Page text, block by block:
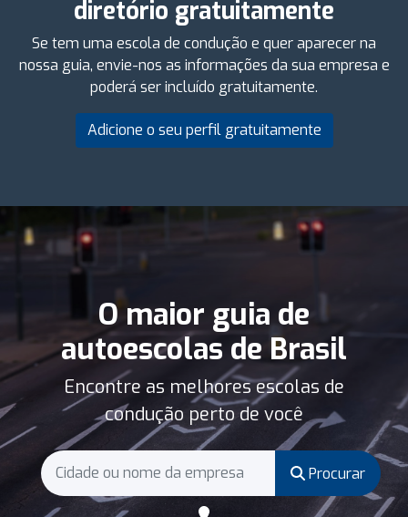
diretório gratuitamente
Se tem uma escola de condução e quer aparecer na
nossa guia, envie-nos as informações da sua empresa e
poderá ser incluído gratuitamente.
Adicione o seu perfil gratuitamente
O maior guia de
autoescolas de Brasil
Encontre as melhores escolas de
condução perto de você
Procurar